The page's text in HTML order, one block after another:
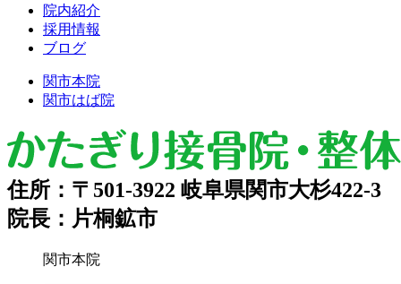
院内紹介
採用情報
ブログ
関市本院
関市はば院
住所：〒501-3922 岐阜県関市大杉422-3
院長：片桐鉱市
関市本院